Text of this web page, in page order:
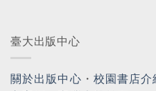
臺大出版中心
關於出版中心 ・ 校園書店介